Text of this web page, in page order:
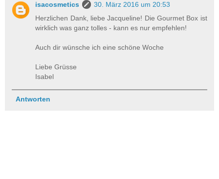
isacosmetics
30. März 2016 um 20:53
Herzlichen Dank, liebe Jacqueline! Die Gourmet Box ist
wirklich was ganz tolles - kann es nur empfehlen!
Auch dir wünsche ich eine schöne Woche
Liebe Grüsse
Isabel
Antworten